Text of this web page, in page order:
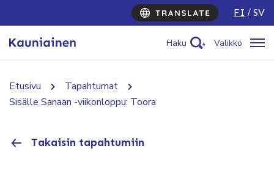
FI SV
Haku Valikko
Etusivu
Tapahtumat
Sisälle Sanaan -viikonloppu: Toora
Takaisin tapahtumiin